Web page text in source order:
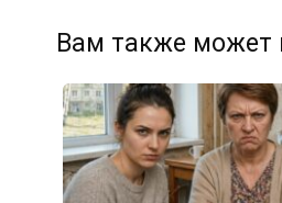
Вам также может